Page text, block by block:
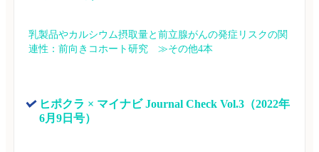
乳製品やカルシウム摂取量と前立腺がんの発症リスクの関
連性：前向きコホート研究　≫その他4本
ヒポクラ × マイナビ Journal Check Vol.3（2022年
6月9日号）